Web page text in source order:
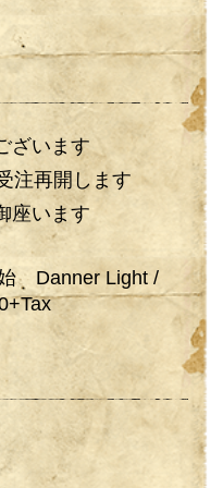
ざいます
注再開します
座います
Danner Light /